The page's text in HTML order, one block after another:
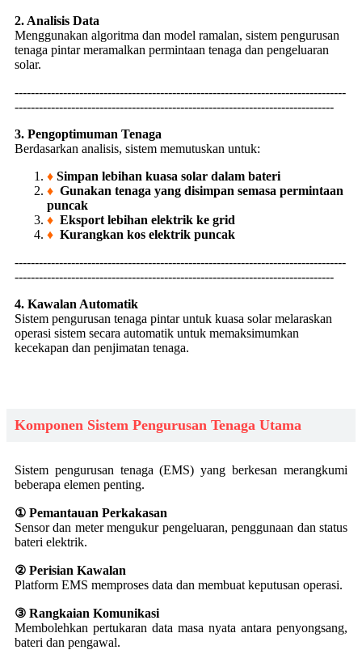
2. Analisis Data
Menggunakan algoritma dan model ramalan, sistem pengurusan
tenaga pintar meramalkan permintaan tenaga dan pengeluaran
solar.
----------------------------------------------------------------------------------
-------------------------------------------------------------------------------
3. Pengoptimuman Tenaga
Berdasarkan analisis, sistem memutuskan untuk:
♦ Simpan lebihan kuasa solar dalam bateri
♦ Gunakan tenaga yang disimpan semasa permintaan
puncak
♦ Eksport lebihan elektrik ke grid
♦ Kurangkan kos elektrik puncak
----------------------------------------------------------------------------------
-------------------------------------------------------------------------------
4. Kawalan Automatik
Sistem pengurusan tenaga pintar untuk kuasa solar melaraskan
operasi sistem secara automatik untuk memaksimumkan
kecekapan dan penjimatan tenaga.
Komponen Sistem Pengurusan Tenaga Utama
Sistem pengurusan tenaga (EMS) yang berkesan merangkumi
beberapa elemen penting.
① Pemantauan Perkakasan
Sensor dan meter mengukur pengeluaran, penggunaan dan status
bateri elektrik.
② Perisian Kawalan
Platform EMS memproses data dan membuat keputusan operasi.
③ Rangkaian Komunikasi
Membolehkan pertukaran data masa nyata antara penyongsang,
bateri dan pengawal.